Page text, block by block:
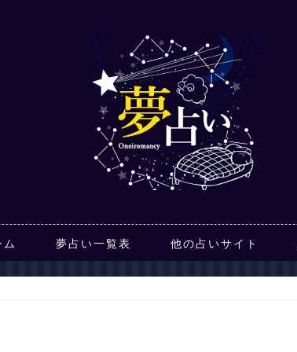
ム 夢占い一覧表 他の占いサイト